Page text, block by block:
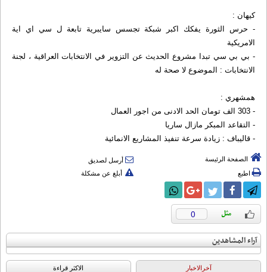
كيهان :
- حرس الثورة يفكك اكبر شبكة تجسس سايبرية تابعة ل سي اي اية
الامريكية
- بي بي سي تبدا مشروع الحديث عن التزوير في الانتخابات العراقية ، لجنة
الانتخابات : الموضوع لا صحة له
همشهري :
- 303 الف تومان الحد الادنى من اجور العمال
- التقاعد المبكر مازال ساريا
- قاليباف : زيادة سرعة تنفيذ المشاريع الانمائية
الصفحة الرئيسة
أرسل لصديق
اطبع
أبلغ عن مشكلة
0
آراء المشاهدين
آخرالاخبار الاکثر قراءة